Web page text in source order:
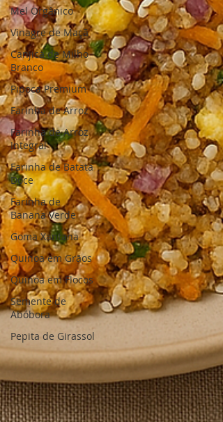
Mel Orgânico
Vinagre de Maçã
Canjica de Milho
Branco
Pipoca Premium
Farinha de Arroz
Farinha de Arroz
Integral
Farinha de Batata
Doce
Farinha de
Banana Verde
Goma Xantana
Quinoa em Grãos
Quinoa em Flocos
Semente de
Abóbora
Pepita de Girassol